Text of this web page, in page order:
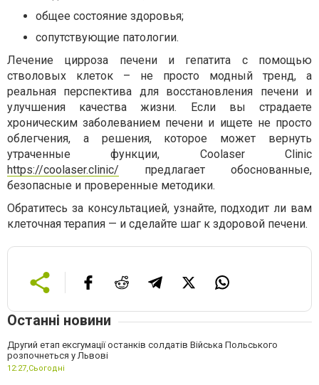
общее состояние здоровья;
сопутствующие патологии.
Лечение цирроза печени и гепатита с помощью
стволовых клеток – не просто модный тренд, а
реальная перспектива для восстановления печени и
улучшения качества жизни. Если вы страдаете
хроническим заболеванием печени и ищете не просто
облегчения, а решения, которое может вернуть
утраченные функции, Coolaser Clinic
https://coolaser.clinic/ предлагает обоснованные,
безопасные и проверенные методики.
Обратитесь за консультацией, узнайте, подходит ли вам
клеточная терапия — и сделайте шаг к здоровой печени.
Останні новини
Другий етап ексгумації останків солдатів Війська Польського
розпочнеться у Львові
12:27,Сьогодні